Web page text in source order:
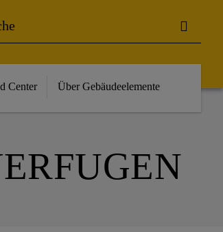
Center Über Gebäudeelemente